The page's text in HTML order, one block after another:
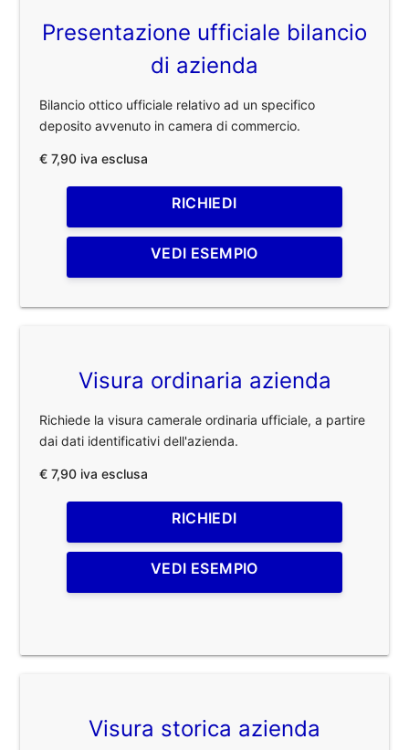
Presentazione ufficiale bilancio
di azienda
Bilancio ottico ufficiale relativo ad un specifico
deposito avvenuto in camera di commercio.
€ 7,90 iva esclusa
RICHIEDI
VEDI ESEMPIO
Visura ordinaria azienda
Richiede la visura camerale ordinaria ufficiale, a partire
dai dati identificativi dell'azienda.
€ 7,90 iva esclusa
RICHIEDI
VEDI ESEMPIO
Visura storica azienda